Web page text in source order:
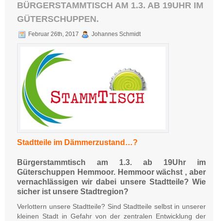
BÜRGERSTAMMTISCH AM 1.3. AB 19UHR IM
GÜTERSCHUPPEN.
Februar 26th, 2017 Johannes Schmidt
Stadtteile im Dämmerzustand…?
Bürgerstammtisch am 1.3. ab 19Uhr im
Güterschuppen Hemmoor. Hemmoor wächst , aber
vernachlässigen wir dabei unsere Stadtteile? Wie
sicher ist unsere Stadtregion?
Verlottern unsere Stadtteile? Sind Stadtteile selbst in unserer
kleinen Stadt in Gefahr von der zentralen Entwicklung der